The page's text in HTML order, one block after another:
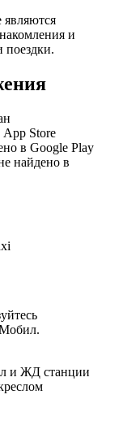
и
поездки.
App Store
в Google Play
найдено в
и ЖД станции